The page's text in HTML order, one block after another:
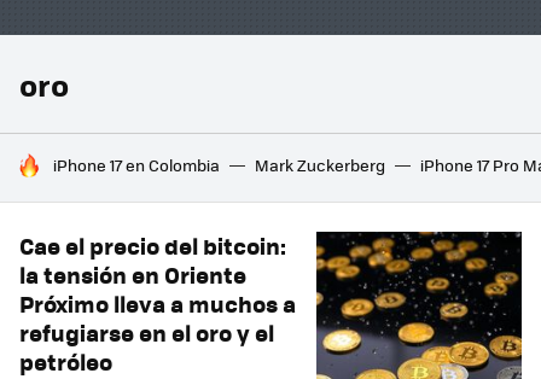
oro
HOY SE HABLA DE
iPhone 17 en Colombia Mark Zuckerberg iPhone 17 Pro
Cae el precio del bitcoin:
la tensión en Oriente
Próximo lleva a muchos a
refugiarse en el oro y el
petróleo